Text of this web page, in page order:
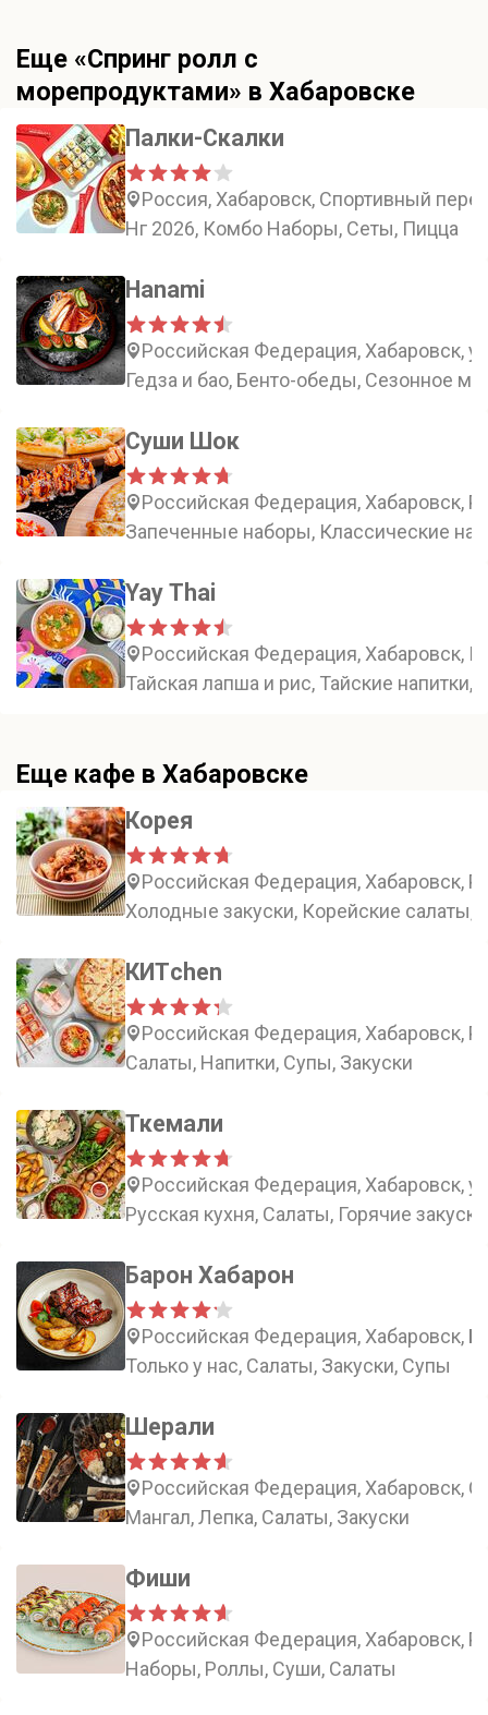
Еще «Спринг ролл с
морепродуктами» в Хабаровске
Палки-Скалки
Россия, Хабаровск, Спортивный
Нг 2026, Комбо Наборы, Сеты, Пицца
Hanami
Российская Федерация, Хабаровск,
Гедза и бао, Бенто-обеды, Сезонное
Суши Шок
Российская Федерация, Хабаровск,
Запеченные наборы, Классические
Yay Thai
Российская Федерация, Хабаровск,
Тайская лапша и рис, Тайские напитки,
Еще кафе в Хабаровске
Корея
Российская Федерация, Хабаровск,
Холодные закуски, Корейские
КИТchen
Российская Федерация, Хабаровск,
Салаты, Напитки, Супы, Закуски
Ткемали
Российская Федерация, Хабаровск,
Русская кухня, Салаты, Горячие
Барон Хабарон
Российская Федерация, Хабаровск,
Только у нас, Салаты, Закуски, Супы
Шерали
Российская Федерация, Хабаровск,
Мангал, Лепка, Салаты, Закуски
Фиши
Российская Федерация, Хабаровск,
Наборы, Роллы, Суши, Салаты